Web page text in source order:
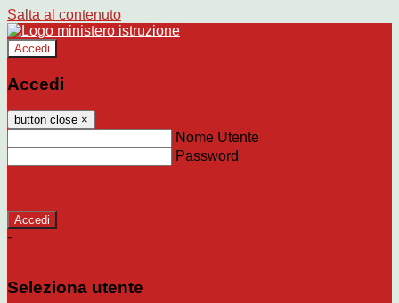
Salta al contenuto
Accedi
Accedi
button close ×
Nome Utente
Password
-
Seleziona utente